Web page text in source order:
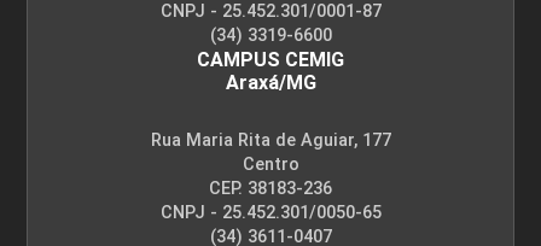
CNPJ - 25.452.301/0001-87
(34) 3319-6600
CAMPUS CEMIG
Araxá/MG
Rua Maria Rita de Aguiar, 177
Centro
CEP. 38183-236
CNPJ - 25.452.301/0050-65
(34) 3611-0407